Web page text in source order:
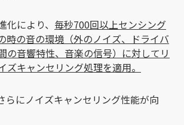
により、 毎秒700回以上センシング
時の音の環境（外のノイズ、ドライバ
の音響特性、音楽の信号）に対してリ
ズキャンセリング処理を適用。
らにノイズキャンセリング性能が向